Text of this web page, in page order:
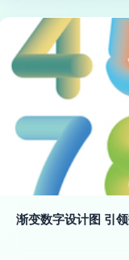
渐变数字设计图 引